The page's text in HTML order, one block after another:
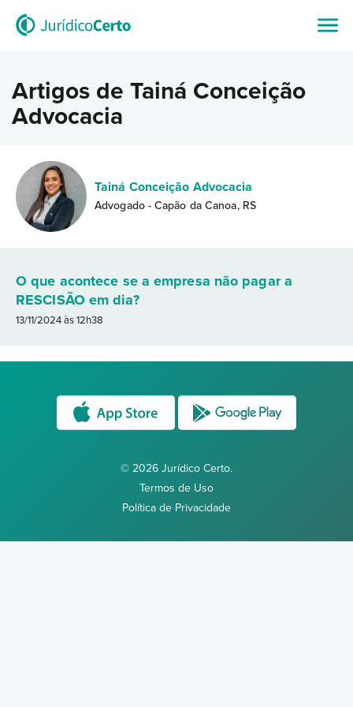
Artigos de Tainá Conceição
Advocacia
Tainá Conceição Advocacia
Advogado - Capão da Canoa, RS
O que acontece se a empresa não pagar a
RESCISÃO em dia?
13/11/2024 às 12h38
© 2026 Jurídico Certo.
Termos de Uso
Política de Privacidade